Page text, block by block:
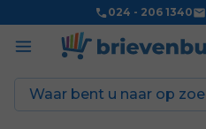
024 - 206 1340